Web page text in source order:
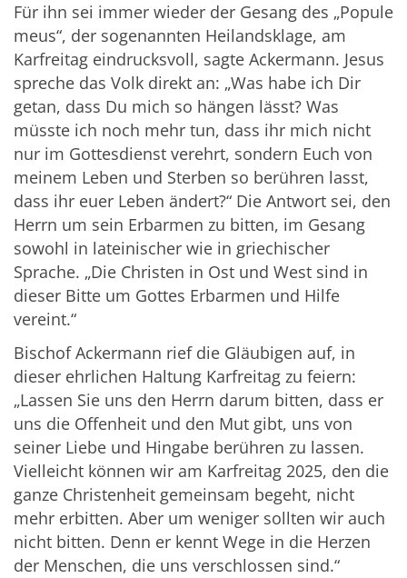
Für ihn sei immer wieder der Gesang des „Popule
meus“, der sogenannten Heilandsklage, am
Karfreitag eindrucksvoll, sagte Ackermann. Jesus
spreche das Volk direkt an: „Was habe ich Dir
getan, dass Du mich so hängen lässt? Was
müsste ich noch mehr tun, dass ihr mich nicht
nur im Gottesdienst verehrt, sondern Euch von
meinem Leben und Sterben so berühren lasst,
dass ihr euer Leben ändert?“ Die Antwort sei, den
Herrn um sein Erbarmen zu bitten, im Gesang
sowohl in lateinischer wie in griechischer
Sprache. „Die Christen in Ost und West sind in
dieser Bitte um Gottes Erbarmen und Hilfe
vereint.“
Bischof Ackermann rief die Gläubigen auf, in
dieser ehrlichen Haltung Karfreitag zu feiern:
„Lassen Sie uns den Herrn darum bitten, dass er
uns die Offenheit und den Mut gibt, uns von
seiner Liebe und Hingabe berühren zu lassen.
Vielleicht können wir am Karfreitag 2025, den die
ganze Christenheit gemeinsam begeht, nicht
mehr erbitten. Aber um weniger sollten wir auch
nicht bitten. Denn er kennt Wege in die Herzen
der Menschen, die uns verschlossen sind.“